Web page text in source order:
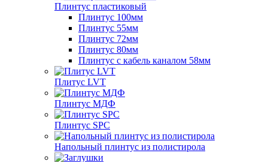
Плинтус пластиковый
Плинтус 100мм
Плинтус 55мм
Плинтус 72мм
Плинтус 80мм
Плинтус с кабель каналом 58мм
Плитус LVT
Плинтус МДФ
Плинтус SPC
Напольный плинтус из полистирола